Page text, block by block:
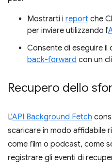
Mostrarti i report che
per inviare utilizzando l'
Consente di eseguire il
back-forward con un
Recupero dello
L'API Background Fetch
scaricare in modo affidabile
come film o podcast, come
registrare gli eventi di